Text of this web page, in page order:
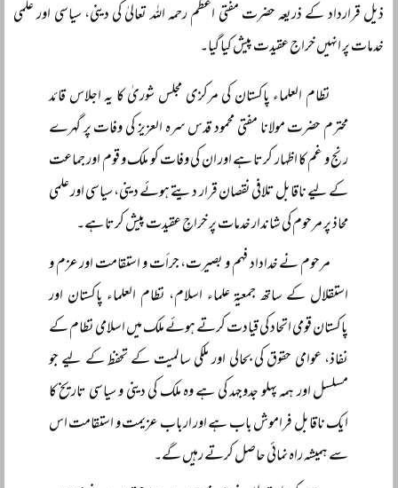
ذیل قرارداد کے ذریعہ حضرت مفتی اعظم رحمہ اللہ تعالیٰ کی دینی، سیاسی اور علمی
خدمات پر انہیں خراج عقیدت پیش کیا گیا۔
نظام العلماء پاکستان کی مرکزی مجلس شوریٰ کا یہ اجلاس قائد
محترم حضرت مولانا مفتی محمود قدس سرہ العزیز کی وفات پر گہرے
رنج و غم کا اظہار کرتا ہے اور ان کی وفات کو ملک و قوم اور جماعت
کے لیے ناقابل تلافی نقصان قرار دیتے ہوئے دینی، سیاسی اور علمی
محاذ پر مرحوم کی شاندار خدمات پر خراجِ عقیدت پیش کرتا ہے۔
مرحوم نے خداداد فہم و بصیرت، جرأت و استقامت اور عزم و
استقلال کے ساتھ جمعیۃ علماء اسلام، نظام العلماء پاکستان اور
پاکستان قومی اتحاد کی قیادت کرتے ہوئے ملک میں اسلامی نظام کے
نفاذ، عوامی حقوق کی بحالی اور ملکی سالمیت کے تحفظ کے لیے جو
مسلسل اور ہمہ پہلو جدوجہد کی ہے وہ ملک کی دینی و سیاسی تاریخ کا
ایک ناقابل فراموش باب ہے اور ارباب عزیمت و استقامت اس
سے ہمیشہ راہ نمائی حاصل کرتے رہیں گے۔